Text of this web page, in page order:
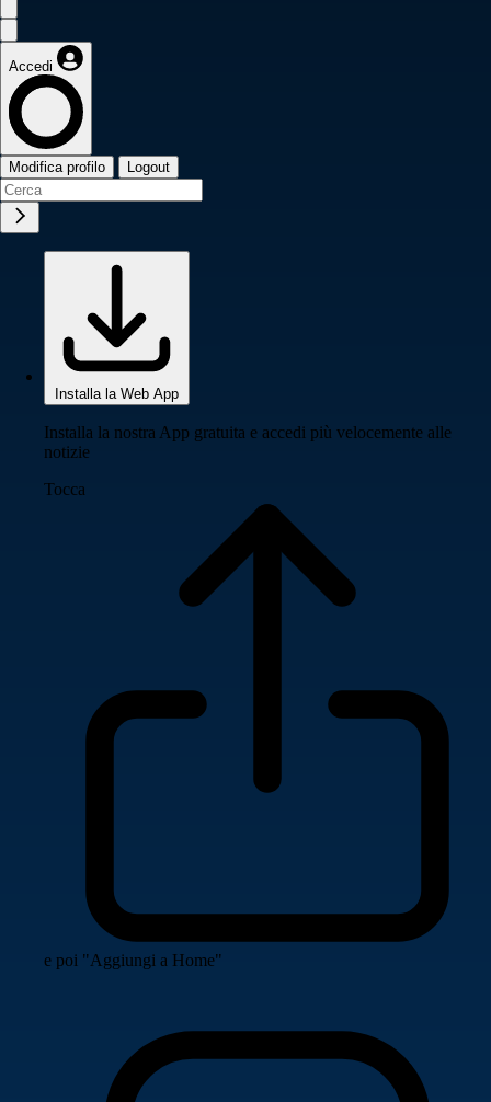
Accedi
Modifica profilo Logout
Installa la Web App
Installa la nostra App gratuita e accedi più velocemente alle
notizie
Tocca
e poi "Aggiungi a Home"